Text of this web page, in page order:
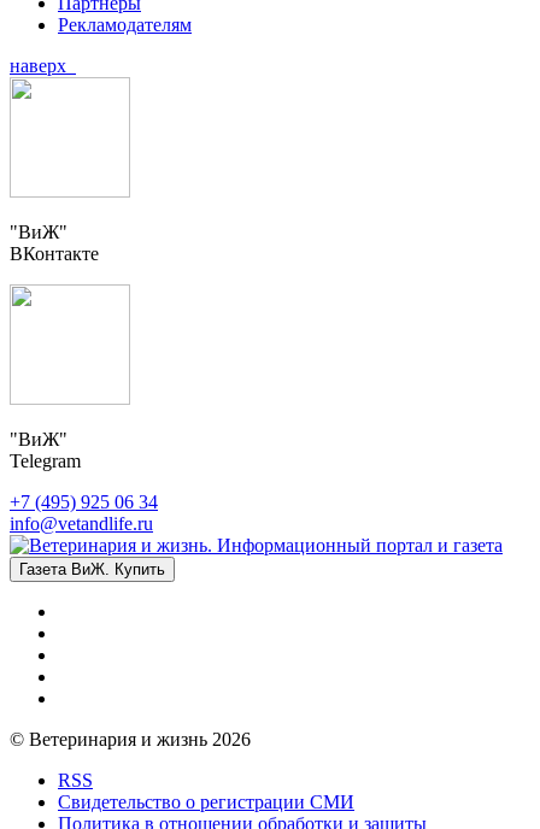
Рекламодателям
наверх
"ВиЖ"
ВКонтакте
"ВиЖ"
Telegram
+7 (495) 925 06 34
info@vetandlife.ru
Газета ВиЖ. Купить
© Ветеринария и жизнь 2026
RSS
Свидетельство о регистрации СМИ
Политика в отношении обработки и защиты